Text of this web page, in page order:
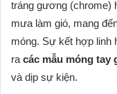
tráng gương (chrome)
mưa làm gió, mang
móng. Sự kết hợp linh
ra các mẫu móng tay
và dịp sự kiện.